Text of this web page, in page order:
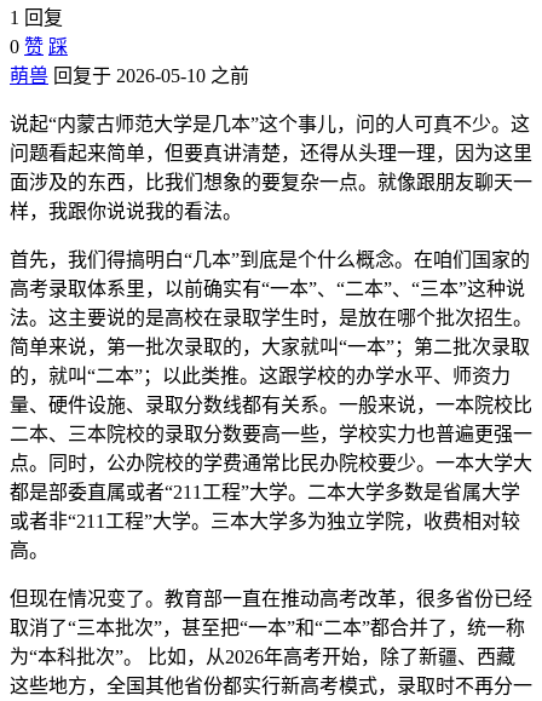
1 回复
0 赞 踩
萌兽 回复于 2026-05-10 之前
说起“内蒙古师范大学是几本”这个事儿，问的人可真不少。这
问题看起来简单，但要真讲清楚，还得从头理一理，因为这里
面涉及的东西，比我们想象的要复杂一点。就像跟朋友聊天一
样，我跟你说说我的看法。
首先，我们得搞明白“几本”到底是个什么概念。在咱们国家的
高考录取体系里，以前确实有“一本”、“二本”、“三本”这种说
法。这主要说的是高校在录取学生时，是放在哪个批次招生。
简单来说，第一批次录取的，大家就叫“一本”；第二批次录取
的，就叫“二本”；以此类推。这跟学校的办学水平、师资力
量、硬件设施、录取分数线都有关系。一般来说，一本院校比
二本、三本院校的录取分数要高一些，学校实力也普遍更强一
点。同时，公办院校的学费通常比民办院校要少。一本大学大
都是部委直属或者“211工程”大学。二本大学多数是省属大学
或者非“211工程”大学。三本大学多为独立学院，收费相对较
高。
但现在情况变了。教育部一直在推动高考改革，很多省份已经
取消了“三本批次”，甚至把“一本”和“二本”都合并了，统一称
为“本科批次”。 比如，从2026年高考开始，除了新疆、西藏
这些地方，全国其他省份都实行新高考模式，录取时不再分一